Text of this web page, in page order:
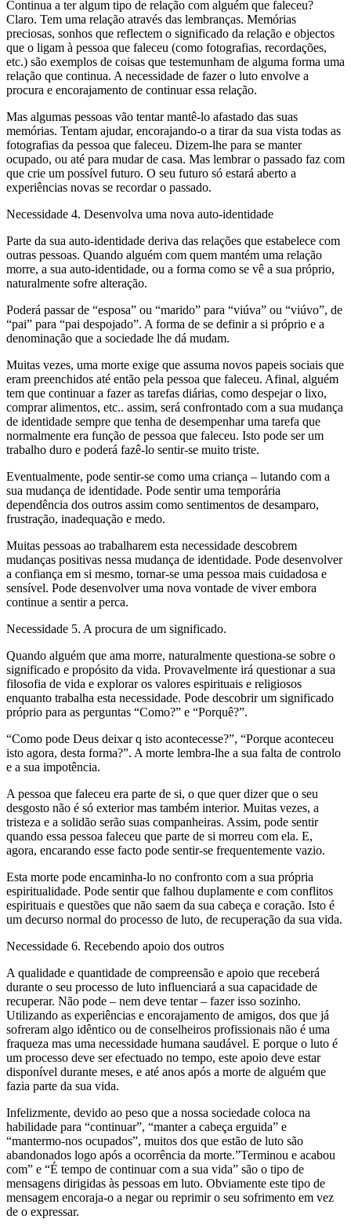
Continua a ter algum tipo de relação com alguém que faleceu?
Claro. Tem uma relação através das lembranças. Memórias
preciosas, sonhos que reflectem o significado da relação e objectos
que o ligam à pessoa que faleceu (como fotografias, recordações,
etc.) são exemplos de coisas que testemunham de alguma forma uma
relação que continua. A necessidade de fazer o luto envolve a
procura e encorajamento de continuar essa relação.
Mas algumas pessoas vão tentar mantê-lo afastado das suas
memórias. Tentam ajudar, encorajando-o a tirar da sua vista todas as
fotografias da pessoa que faleceu. Dizem-lhe para se manter
ocupado, ou até para mudar de casa. Mas lembrar o passado faz com
que crie um possível futuro. O seu futuro só estará aberto a
experiências novas se recordar o passado.
Necessidade 4. Desenvolva uma nova auto-identidade
Parte da sua auto-identidade deriva das relações que estabelece com
outras pessoas. Quando alguém com quem mantém uma relação
morre, a sua auto-identidade, ou a forma como se vê a sua próprio,
naturalmente sofre alteração.
Poderá passar de “esposa” ou “marido” para “viúva” ou “viúvo”, de
“pai” para “pai despojado”. A forma de se definir a si próprio e a
denominação que a sociedade lhe dá mudam.
Muitas vezes, uma morte exige que assuma novos papeis sociais que
eram preenchidos até então pela pessoa que faleceu. Afinal, alguém
tem que continuar a fazer as tarefas diárias, como despejar o lixo,
comprar alimentos, etc.. assim, será confrontado com a sua mudança
de identidade sempre que tenha de desempenhar uma tarefa que
normalmente era função de pessoa que faleceu. Isto pode ser um
trabalho duro e poderá fazê-lo sentir-se muito triste.
Eventualmente, pode sentir-se como uma criança – lutando com a
sua mudança de identidade. Pode sentir uma temporária
dependência dos outros assim como sentimentos de desamparo,
frustração, inadequação e medo.
Muitas pessoas ao trabalharem esta necessidade descobrem
mudanças positivas nessa mudança de identidade. Pode desenvolver
a confiança em si mesmo, tornar-se uma pessoa mais cuidadosa e
sensível. Pode desenvolver uma nova vontade de viver embora
continue a sentir a perca.
Necessidade 5. A procura de um significado.
Quando alguém que ama morre, naturalmente questiona-se sobre o
significado e propósito da vida. Provavelmente irá questionar a sua
filosofia de vida e explorar os valores espirituais e religiosos
enquanto trabalha esta necessidade. Pode descobrir um significado
próprio para as perguntas “Como?” e “Porquê?”.
“Como pode Deus deixar q isto acontecesse?”, “Porque aconteceu
isto agora, desta forma?”. A morte lembra-lhe a sua falta de controlo
e a sua impotência.
A pessoa que faleceu era parte de si, o que quer dizer que o seu
desgosto não é só exterior mas também interior. Muitas vezes, a
tristeza e a solidão serão suas companheiras. Assim, pode sentir
quando essa pessoa faleceu que parte de si morreu com ela. E,
agora, encarando esse facto pode sentir-se frequentemente vazio.
Esta morte pode encaminha-lo no confronto com a sua própria
espiritualidade. Pode sentir que falhou duplamente e com conflitos
espirituais e questões que não saem da sua cabeça e coração. Isto é
um decurso normal do processo de luto, de recuperação da sua vida.
Necessidade 6. Recebendo apoio dos outros
A qualidade e quantidade de compreensão e apoio que receberá
durante o seu processo de luto influenciará a sua capacidade de
recuperar. Não pode – nem deve tentar – fazer isso sozinho.
Utilizando as experiências e encorajamento de amigos, dos que já
sofreram algo idêntico ou de conselheiros profissionais não é uma
fraqueza mas uma necessidade humana saudável. E porque o luto é
um processo deve ser efectuado no tempo, este apoio deve estar
disponível durante meses, e até anos após a morte de alguém que
fazia parte da sua vida.
Infelizmente, devido ao peso que a nossa sociedade coloca na
habilidade para “continuar”, “manter a cabeça erguida” e
“mantermo-nos ocupados”, muitos dos que estão de luto são
abandonados logo após a ocorrência da morte.”Terminou e acabou
com” e “É tempo de continuar com a sua vida” são o tipo de
mensagens dirigidas às pessoas em luto. Obviamente este tipo de
mensagem encoraja-o a negar ou reprimir o seu sofrimento em vez
de o expressar.